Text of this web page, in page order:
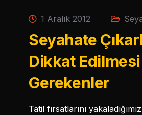
1 Aralık 2012
Seyahate
Dikkat Edilmesi
Gerekenler
Tatil fırsatlarını